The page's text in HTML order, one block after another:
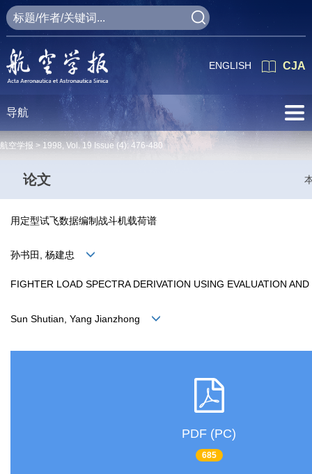
CJA
ENGLISH
导航
航空学报 > 1998, Vol. 19 Issue (4): 476-480
论文
用定型试飞数据编制战斗机载荷谱
孙书田, 杨建忠
FIGHTER LOAD SPECTRA DERIVATION USING EVALUATION
Sun Shutian, Yang Jianzhong
PDF (PC)
685